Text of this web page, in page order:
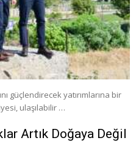
güçlendirecek yatırımlarına bir
ulaşılabilir …
Artık Doğaya Değil